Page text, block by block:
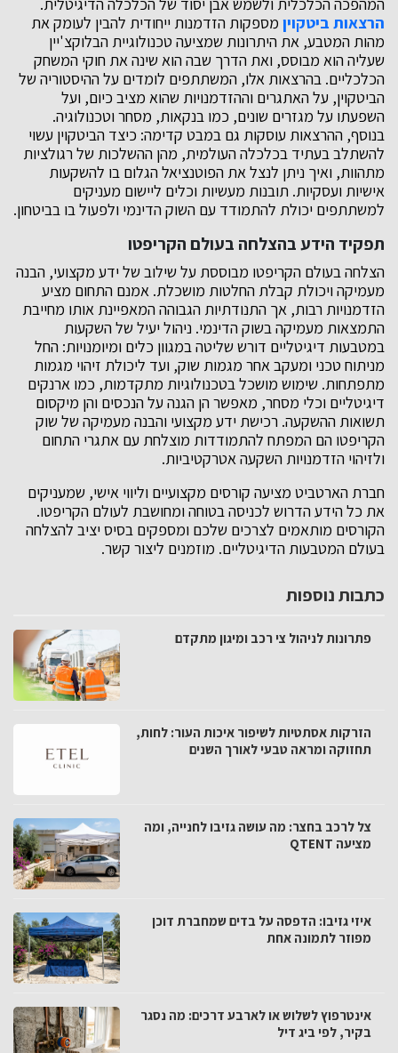
הרצאות ביטקוין מספקות הזדמנות ייחודית להבין לעומק את
מהות המטבע, את היתרונות שמציעה טכנולוגיית הבלוקצ'יין
שעליה הוא מבוסס, ואת הדרך שבה הוא שינה את חוקי המשחק
הכלכליים. בהרצאות אלו, המשתתפים לומדים על ההיסטוריה של
הביטקוין, על האתגרים וההזדמנויות שהוא מציב כיום, ועל
השפעתו על מגזרים שונים, כמו בנקאות, מסחר וטכנולוגיה.
בנוסף, ההרצאות עוסקות גם במבט קדימה: כיצד הביטקוין עשוי
להשתלב בעתיד בכלכלה העולמית, מהן ההשלכות של רגולציות
מתהוות, ואיך ניתן לנצל את הפוטנציאל הגלום בו להשקעות
אישיות ועסקיות. תובנות מעשיות וכלים ליישום מעניקים
למשתתפים יכולת להתמודד עם השוק הדינמי ולפעול בו בביטחון.
תפקיד הידע בהצלחה בעולם הקריפטו
הצלחה בעולם הקריפטו מבוססת על שילוב של ידע מקצועי, הבנה
מעמיקה ויכולת קבלת החלטות מושכלת. אמנם התחום מציע
הזדמנויות רבות, אך התנודתיות הגבוהה המאפיינת אותו מחייבת
התמצאות מעמיקה בשוק הדינמי. ניהול יעיל של השקעות
במטבעות דיגיטליים דורש שליטה במגוון כלים ומיומנויות: החל
מניתוח טכני ומעקב אחר מגמות שוק, ועד ליכולת זיהוי מגמות
מתפתחות. שימוש מושכל בטכנולוגיות מתקדמות, כמו ארנקים
דיגיטליים וכלי מסחר, מאפשר הן הגנה על הנכסים והן מיקסום
תשואות ההשקעה. רכישת ידע מקצועי והבנה מעמיקה של שוק
הקריפטו הם המפתח להתמודדות מוצלחת עם אתגרי התחום
ולזיהוי הזדמנויות השקעה אטרקטיביות.
חברת הארטביט מציעה קורסים מקצועיים וליווי אישי, שמעניקים
את כל הידע הדרוש לכניסה בטוחה ומחושבת לעולם הקריפטו.
הקורסים מותאמים לצרכים שלכם ומספקים בסיס יציב להצלחה
בעולם המטבעות הדיגיטליים. מוזמנים ליצור קשר.
כתבות נוספות
פתרונות לניהול צי רכב ומיגון מתקדם
הזרקות אסתטיות לשיפור איכות העור: לחות,
תחזוקה ומראה טבעי לאורך השנים
צל לרכב בחצר: מה עושה גזיבו לחנייה, ומה
מציעה QTENT
איזי גזיבו: הדפסה על בדים שמחברת דוכן
מפוזר לתמונה אחת
אינטרפוץ לשלוש או לארבע דרכים: מה נסגר
בקיר, לפי ביג דיל